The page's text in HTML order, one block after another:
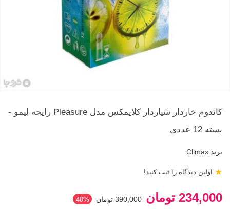
کاندوم خاردار شیاردار کلایمکس مدل Pleasure رایحه لیمو -
بسته 12 عددی
برند:Climax
اولین دیدگاه را ثبت کنید! ★
234,000 تومان 390,000 تومان ‎40%